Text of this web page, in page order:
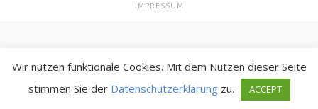
IMPRESSUM
Wir nutzen funktionale Cookies. Mit dem Nutzen dieser Seite
stimmen Sie der Datenschutzerklärungzu. ACCEPT